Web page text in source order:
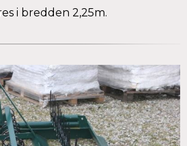
i bredden 2,25m.